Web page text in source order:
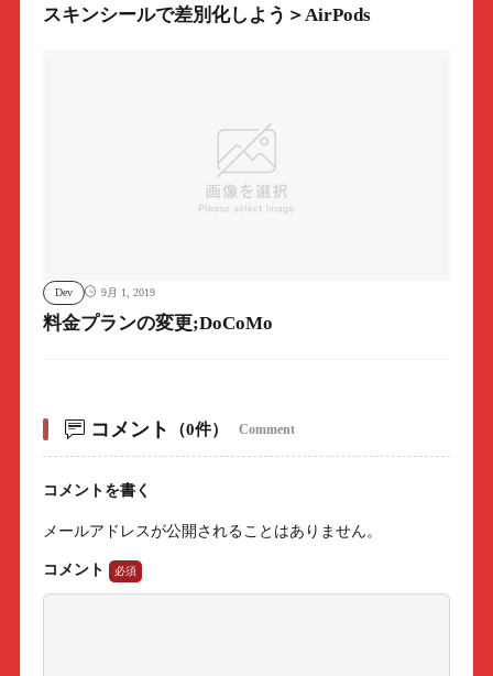
スキンシールで差別化しよう＞AirPods
Dev 9月 1, 2019
料金プランの変更;DoCoMo
コメント （0件） Comment
コメントを書く
メールアドレスが公開されることはありません。
コメント